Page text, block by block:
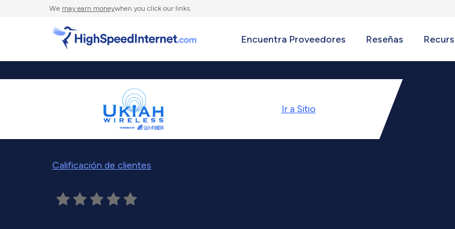
We may earn moneywhen you click our links.
Encuentra Proveedores Reseñas
Ir a Sitio
Calificación de clientes